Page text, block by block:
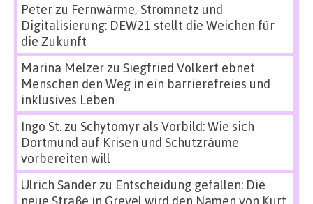
Peterzu Fernwärme, Stromnetz und
Digitalisierung: DEW21 stellt die Weichen für
die Zukunft
Marina Melzerzu Siegfried Volkert ebnet
Menschen den Weg in ein barrierefreies und
inklusives Leben
Ingo St.zu Schytomyr als Vorbild: Wie sich
Dortmund auf Krisen und Schutzräume
vorbereiten will
Ulrich Sanderzu Entscheidung gefallen: Die
neue Straße in Grevel wird den Namen von Kurt